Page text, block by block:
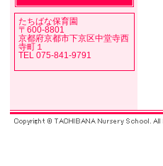
たちばな保育園
〒600-8801
京都府京都市下京区中堂寺西
寺町１
TEL 075-841-9791